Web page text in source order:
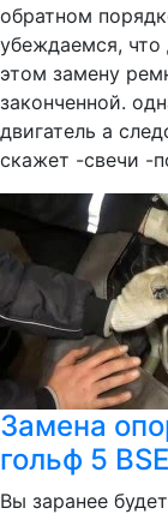
обратном
убеждаемся, что
этом замену
законченной.
двигатель а
скажет -свечи -
Замена
гольф 5 BSE
Вы заранее